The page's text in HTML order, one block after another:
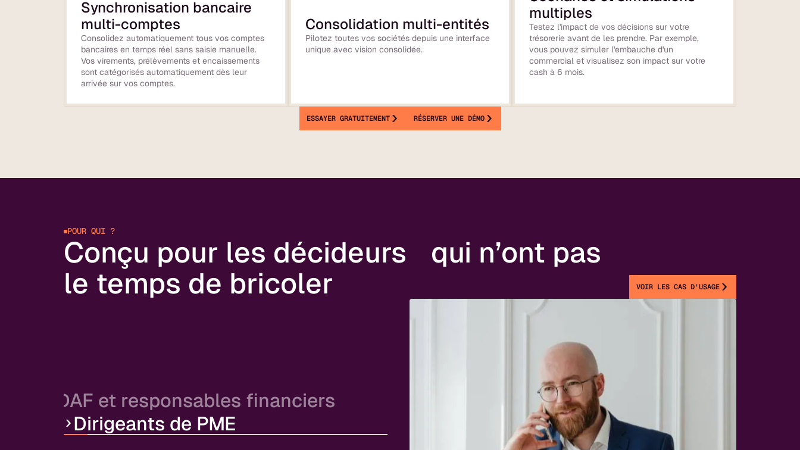
Synchronisation bancaire
multi-comptes
Consolidez automatiquement tous vos comptes
bancaires en temps réel sans saisie manuelle.
Vos virements, prélèvements et encaissements
sont catégorisés automatiquement dès leur
arrivée sur vos comptes.
Consolidation multi-entités
Pilotez toutes vos sociétés depuis une interface
unique avec vision consolidée.
multiples
Testez l'impact de vos décisions sur votre
trésorerie avant de les prendre. Par exemple,
vous pouvez simuler l'embauche d'un
commercial et visualisez son impact sur votre
cash à 6 mois.
ESSAYER GRATUITEMENT RÉSERVER UNE DÉMO
POUR QUI ?
Conçu pour les décideurs qui n’ont pas
le temps de bricoler
VOIR LES CAS D'USAGE
DAF et responsables financiers
Optimisez votre pilotage de trésorerie
Toute votre trésorerie centralisée, des prévisions fiables, et plus
Dirigeants de PME